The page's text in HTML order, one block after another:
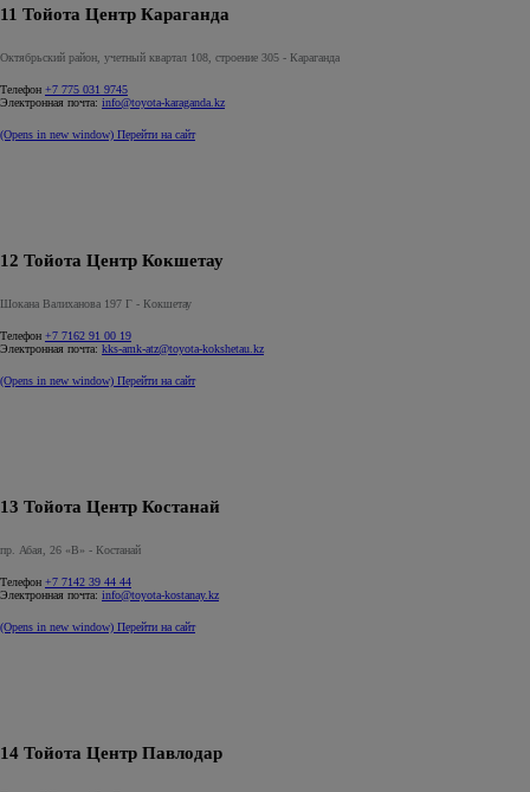
11 Тойота Центр Караганда
Октябрьский район, учетный квартал 108, строение 305 - Караганда
Телефон +7 775 031 9745
Электронная почта: info@toyota-karaganda.kz
(Opens in new window) Перейти на сайт
12 Тойота Центр Кокшетау
Шокана Валиханова 197 Г - Кокшетау
Телефон +7 7162 91 00 19
Электронная почта: kks-amk-atz@toyota-kokshetau.kz
(Opens in new window) Перейти на сайт
13 Тойота Центр Костанай
пр. Абая, 26 «В» - Костанай
Телефон +7 7142 39 44 44
Электронная почта: info@toyota-kostanay.kz
(Opens in new window) Перейти на сайт
14 Тойота Центр Павлодар